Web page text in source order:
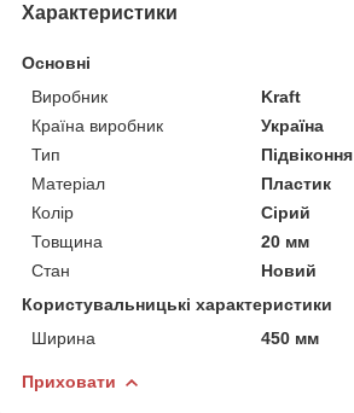
Характеристики
Основні
Виробник
Kraft
Країна виробник
Україна
Тип
Підвіконня
Матеріал
Пластик
Колір
Сірий
Товщина
20 мм
Стан
Новий
Користувальницькі характеристики
Ширина
450 мм
Приховати